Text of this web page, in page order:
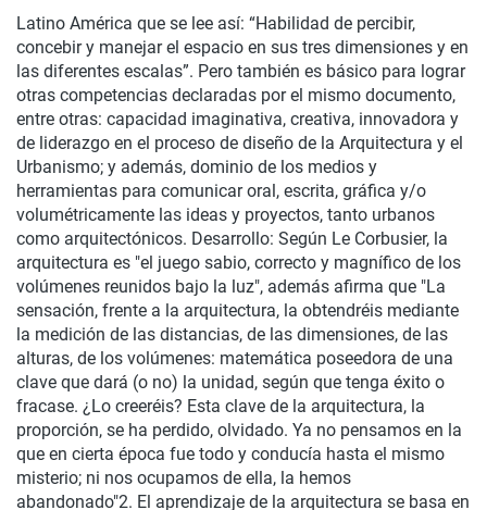
Latino América que se lee así: “Habilidad de percibir,
concebir y manejar el espacio en sus tres dimensiones y en
las diferentes escalas”. Pero también es básico para lograr
otras competencias declaradas por el mismo documento,
entre otras: capacidad imaginativa, creativa, innovadora y
de liderazgo en el proceso de diseño de la Arquitectura y el
Urbanismo; y además, dominio de los medios y
herramientas para comunicar oral, escrita, gráfica y/o
volumétricamente las ideas y proyectos, tanto urbanos
como arquitectónicos. Desarrollo: Según Le Corbusier, la
arquitectura es "el juego sabio, correcto y magnífico de los
volúmenes reunidos bajo la luz", además afirma que "La
sensación, frente a la arquitectura, la obtendréis mediante
la medición de las distancias, de las dimensiones, de las
alturas, de los volúmenes: matemática poseedora de una
clave que dará (o no) la unidad, según que tenga éxito o
fracase. ¿Lo creeréis? Esta clave de la arquitectura, la
proporción, se ha perdido, olvidado. Ya no pensamos en la
que en cierta época fue todo y conducía hasta el mismo
misterio; ni nos ocupamos de ella, la hemos
abandonado"2. El aprendizaje de la arquitectura se basa en